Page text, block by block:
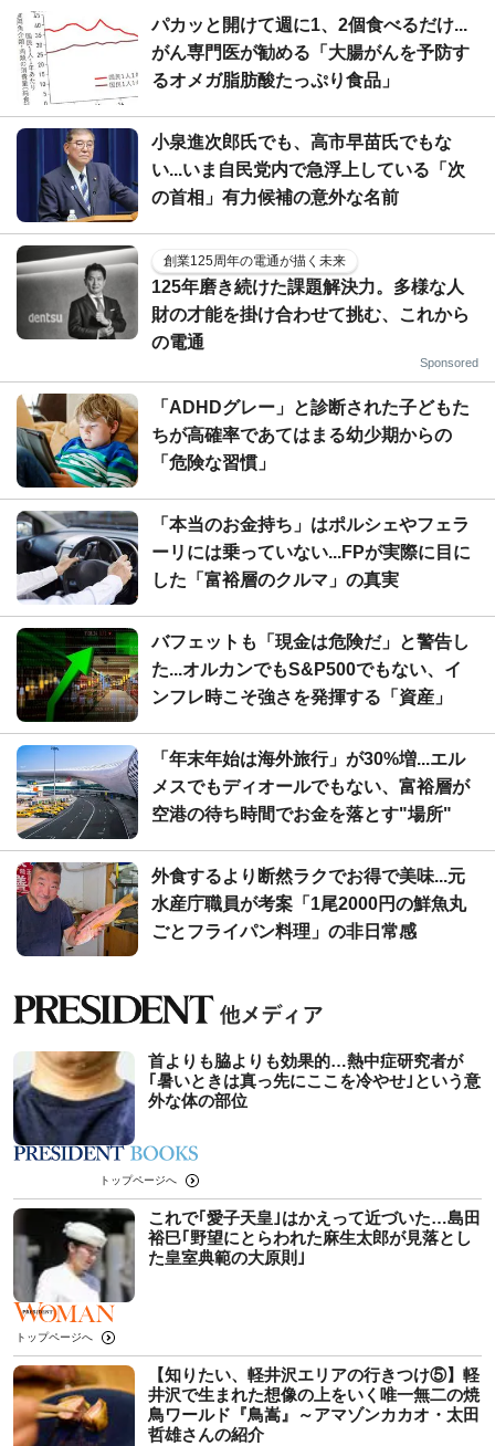
パカッと開けて週に1、2個食べるだけ...
がん専門医が勧める「大腸がんを予防す
るオメガ脂肪酸たっぷり食品」
小泉進次郎氏でも、高市早苗氏でもな
い...いま自民党内で急浮上している「次
の首相」有力候補の意外な名前
創業125周年の電通が描く未来
125年磨き続けた課題解決力。多様な人
財の才能を掛け合わせて挑む、これから
の電通
Sponsored
「ADHDグレー」と診断された子どもた
ちが高確率であてはまる幼少期からの
「危険な習慣」
「本当のお金持ち」はポルシェやフェラ
ーリには乗っていない...FPが実際に目に
した「富裕層のクルマ」の真実
バフェットも「現金は危険だ」と警告し
た...オルカンでもS&P500でもない、イ
ンフレ時こそ強さを発揮する「資産」
「年末年始は海外旅行」が30%増...エル
メスでもディオールでもない、富裕層が
空港の待ち時間でお金を落とす"場所"
外食するより断然ラクでお得で美味...元
水産庁職員が考案「1尾2000円の鮮魚丸
ごとフライパン料理」の非日常感
首よりも脇よりも効果的…熱中症研究者が
｢暑いときは真っ先にここを冷やせ｣という意
外な体の部位
トップページへ
これで｢愛子天皇｣はかえって近づいた…島田
裕巳｢野望にとらわれた麻生太郎が見落とし
た皇室典範の大原則｣
トップページへ
【知りたい、軽井沢エリアの行きつけ⑤】軽
井沢で生まれた想像の上をいく唯一無二の焼
鳥ワールド『鳥嵩』～アマゾンカカオ・太田
哲雄さんの紹介